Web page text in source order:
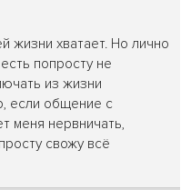
жизни хватает. Но лично
попросту не
из жизни
если общение с
меня нервничать,
свожу всё